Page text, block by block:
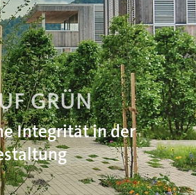
GRÜN
Integrität in der